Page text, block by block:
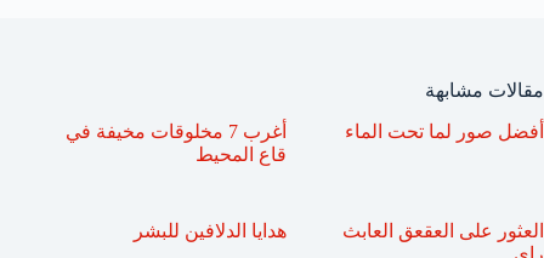
مقالات مشابهة
أفضل صور لما تحت الماء
أغرب 7 مخلوقات مخيفة في
قاع المحيط
العثور على العقعق العابث
هدايا الدلافين للبشر